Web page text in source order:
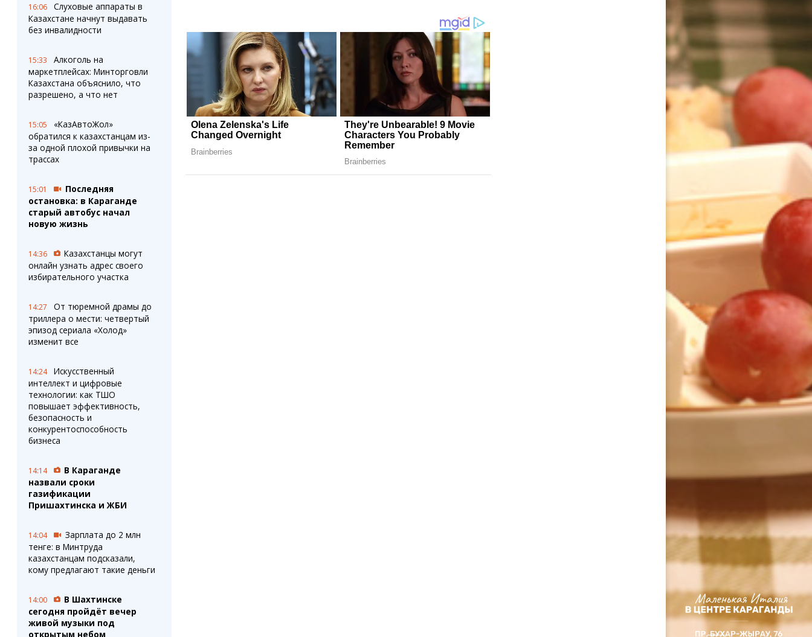
16:06
Слуховые аппараты в
Казахстане начнут выдавать
без инвалидности
15:33
Алкоголь на
маркетплейсах: Минторговли
Казахстана объяснило, что
разрешено, а что нет
15:05
«КазАвтоЖол»
обратился к казахстанцам из-
за одной плохой привычки на
трассах
15:01
Последняя
остановка: в Караганде
старый автобус начал
новую жизнь
14:36
Казахстанцы могут
онлайн узнать адрес своего
избирательного участка
14:27
От тюремной драмы до
триллера о мести: четвертый
эпизод сериала «Холод»
изменит все
14:24
Искусственный
интеллект и цифровые
технологии: как ТШО
повышает эффективность,
безопасность и
конкурентоспособность
бизнеса
14:14
В Караганде
назвали сроки
газификации
Пришахтинска и ЖБИ
14:04
Зарплата до 2 млн
тенге: в Минтруда
казахстанцам подсказали,
кому предлагают такие деньги
14:00
В Шахтинске
сегодня пройдёт вечер
живой музыки под
открытым небом